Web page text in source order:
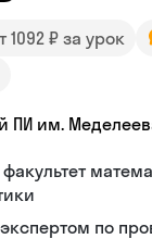
1092 ₽ за урок
ПИ им.
по